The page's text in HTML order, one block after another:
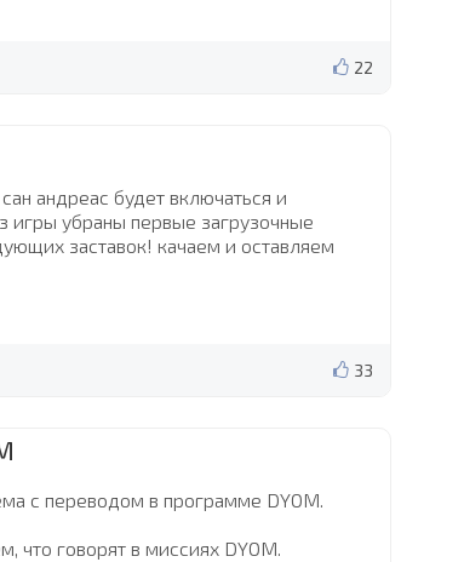
22
андреас будет включаться и
игры убраны первые загрузочные
заставок! качаем и оставляем
33
с переводом в программе DYOM.
что говорят в миссиях DYOM.